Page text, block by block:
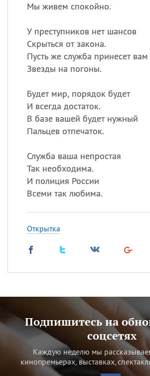
Мы живем спокойно.
У преступников нет шансов
Скрыться от закона.
Пусть же служба принесет вам
Звезды на погоны.
Будет мир, порядок будет
И всегда достаток.
В базе вашей будет нужный
Пальцев отпечаток.
Служба ваша непростая
Так необходима.
И полиция России
Всеми так любима.
Открытка
Подпишитесь на
соцсетях
Каждую неделю мы
кинопремьерах, выставках,